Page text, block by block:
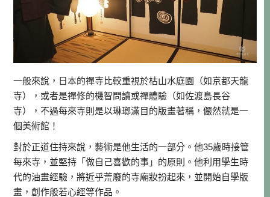
一般來說，日本的禪寺比較重視於枯山水庭園（如京都天龍
寺），或者是禪修的機智問讀或禪體驗（如佐渡島長谷
寺），不過每來寺則是以琳瑯滿目的版畫著稱，儼然就是一
個美術館！
對於正道住持來說，藝術是他生活的一部分。他35歲時接管
每來寺，並堅持「做自己喜歡的事」的原則。他利用學生時
代的油畫經驗，將近乎荒廢的寺廟妝扮起來，並開始自學版
畫，創作般若心經等作品。